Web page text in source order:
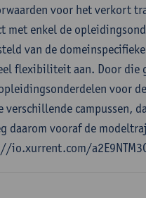
voor het verkort
enkel de
van de
flexibiliteit aan. Door
voor
campussen,
daarom vooraf de